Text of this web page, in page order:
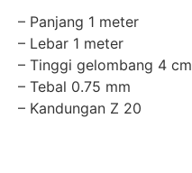
– Panjang 1 meter
– Lebar 1 meter
– Tinggi gelombang 4 cm
– Tebal 0.75 mm
– Kandungan Z 20